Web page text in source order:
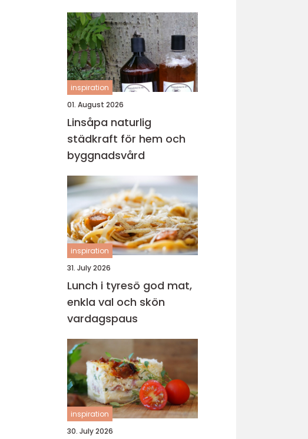
inspiration
01. August 2026
Linsåpa naturlig
städkraft för hem och
byggnadsvård
inspiration
31. July 2026
Lunch i tyresö god mat,
enkla val och skön
vardagspaus
inspiration
30. July 2026